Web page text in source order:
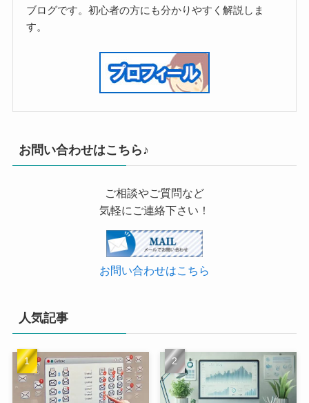
ブログです。初心者の方にも分かりやすく解説しま
す。
お問い合わせはこちら♪
ご相談やご質問など
気軽にご連絡下さい！
お問い合わせはこちら
人気記事